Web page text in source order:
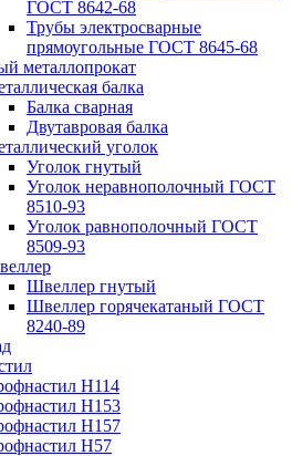
ГОСТ 8642-68
Трубы электросварные
прямоугольные ГОСТ 8645-68
металлопрокат
балка
Балка сварная
Двутавровая балка
уголок
Уголок гнутый
Уголок неравнополочный ГОСТ
8510-93
Уголок равнополочный ГОСТ
8509-93
Швеллер гнутый
Швеллер горячекатаный ГОСТ
8240-89
Н114
Н153
Н157
Н57